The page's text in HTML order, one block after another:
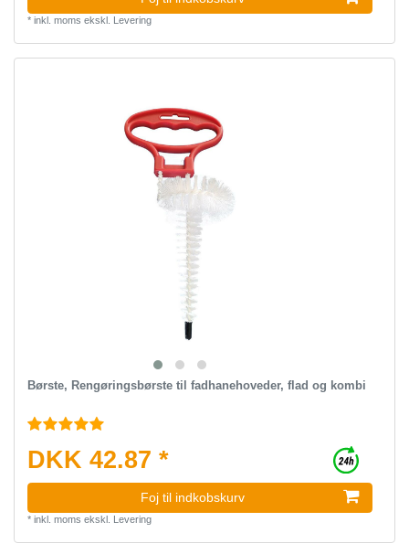
* inkl. moms ekskl. Levering
Børste, Rengøringsbørste til fadhanehoveder, flad og kombi
DKK 42.87 *
Foj til indkobskurv
* inkl. moms ekskl. Levering